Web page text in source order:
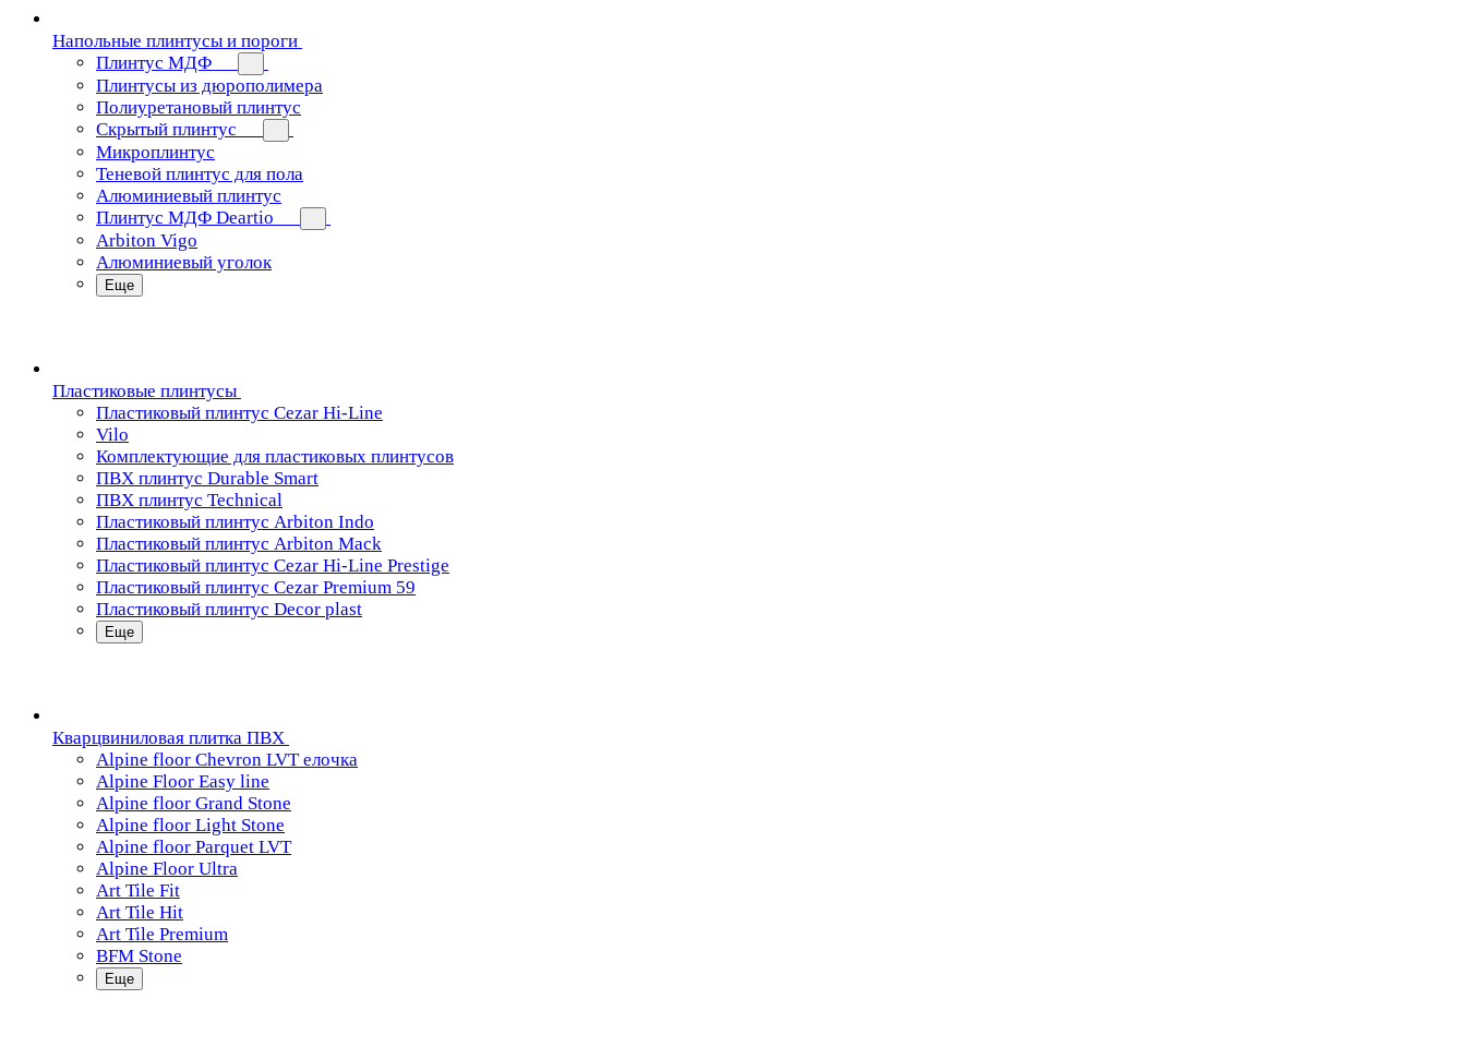
Напольные плинтусы и пороги
Плинтус МДФ
Плинтусы из дюрополимера
Полиуретановый плинтус
Скрытый плинтус
Микроплинтус
Теневой плинтус для пола
Алюминиевый плинтус
Плинтус МДФ Deartio
Arbiton Vigo
Алюминиевый уголок
Еще
Пластиковые плинтусы
Пластиковый плинтус Cezar Hi-Line
Vilo
Комплектующие для пластиковых плинтусов
ПВХ плинтус Durable Smart
ПВХ плинтус Technical
Пластиковый плинтус Arbiton Indo
Пластиковый плинтус Arbiton Mack
Пластиковый плинтус Cezar Hi-Line Prestige
Пластиковый плинтус Cezar Premium 59
Пластиковый плинтус Decor plast
Еще
Кварцвиниловая плитка ПВХ
Alpine floor Chevron LVT елочка
Alpine Floor Easy line
Alpine floor Grand Stone
Alpine floor Light Stone
Alpine floor Parquet LVT
Alpine Floor Ultra
Art Tile Fit
Art Tile Hit
Art Tile Premium
BFM Stone
Еще